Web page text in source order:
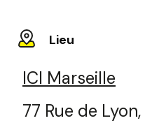
Lieu
ICI Marseille
77 Rue de